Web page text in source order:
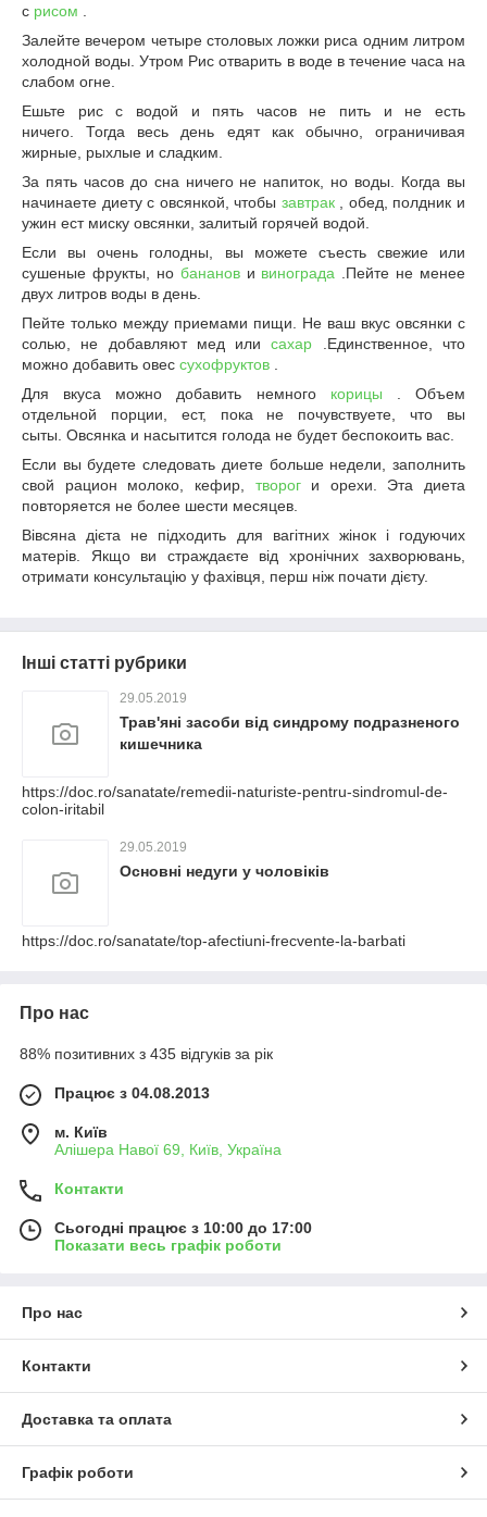
с рисом
Залейте вечером четыре столовых ложки риса одним литром
холодной воды. Утром Рис отварить в воде в течение часа на
слабом огне.
Ешьте рис с водой и пять часов не пить и не есть
ничего. Тогда весь день едят как обычно, ограничивая
жирные, рыхлые и сладким.
За пять часов до сна ничего не напиток, но воды. Когда вы
начинаете диету с овсянкой, чтобы завтрак, обед, полдник и
ужин ест миску овсянки, залитый горячей водой.
Если вы очень голодны, вы можете съесть свежие или
сушеные фрукты, но бананови винограда .Пейте не менее
двух литров воды в день.
Пейте только между приемами пищи. Не ваш вкус овсянки с
солью, не добавляют мед илисахар .Единственное, что
можно добавить овес сухофруктов
Для вкуса можно добавить немного корицы . Объем
отдельной порции, ест, пока не почувствуете, что вы
сыты. Овсянка и насытится голода не будет беспокоить вас.
Если вы будете следовать диете больше недели, заполнить
свой ​​рацион молоко, кефир, твороги орехи. Эта диета
повторяется не более шести месяцев.
Вівсяна дієта не підходить для вагітних жінок і годуючих
матерів. Якщо ви страждаєте від хронічних захворювань,
отримати консультацію у фахівця, перш ніж почати дієту.
Інші статті рубрики
29.05.2019
Трав'яні засоби від синдрому подразненого
кишечника
https://doc.ro/sanatate/remedii-naturiste-pentru-sindromul-de-
colon-iritabil
29.05.2019
Основні недуги у чоловіків
https://doc.ro/sanatate/top-afectiuni-frecvente-la-barbati
Про нас
88% позитивних з 435 відгуків за рік
Працює з 04.08.2013
м. Київ
Алішера Навої 69, Київ, Україна
Контакти
Сьогодні працює з 10:00 до 17:00
Показати весь графік роботи
Про нас
Контакти
Доставка та оплата
Графік роботи